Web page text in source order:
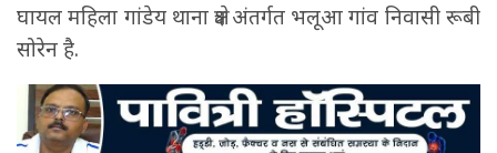
घायल महिला गांडेय थाना क्षेत्र अंतर्गत भलूआ गांव निवासी रूबी
सोरेन है.